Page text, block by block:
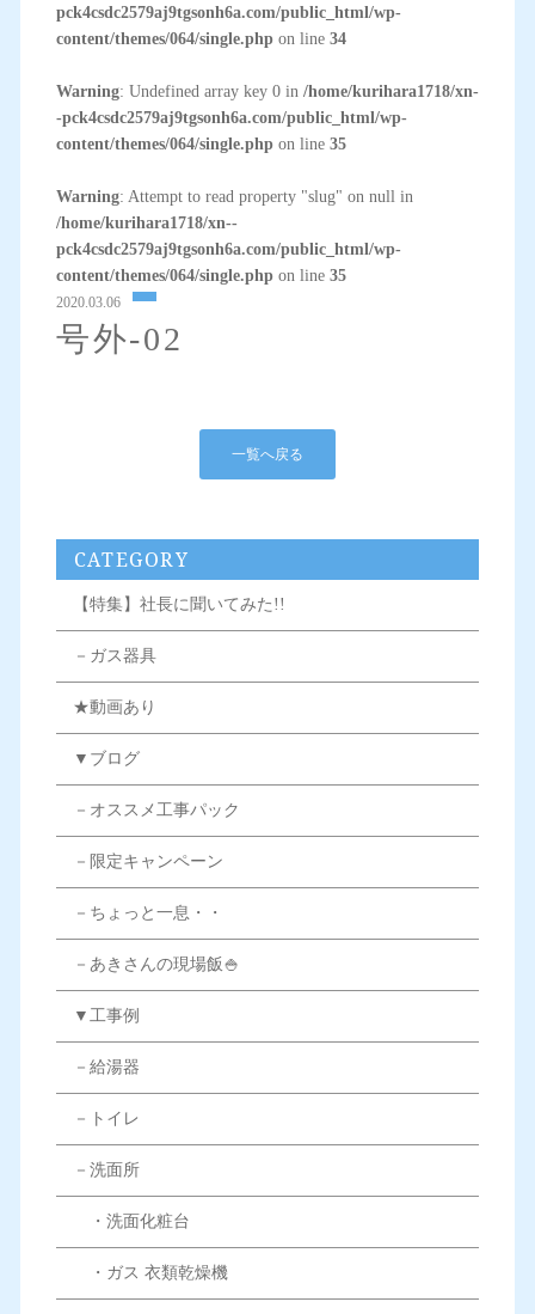
pck4csdc2579aj9tgsonh6a.com/public_html/wp-
content/themes/064/single.phpon line 34
Warning: Undefined array key 0 in /home/kurihara1718/xn-
-pck4csdc2579aj9tgsonh6a.com/public_html/wp-
content/themes/064/single.phpon line 35
Warning: Attempt to read property "slug" on null in
/home/kurihara1718/xn--
pck4csdc2579aj9tgsonh6a.com/public_html/wp-
content/themes/064/single.phpon line 35
2020.03.06
号外-02
一覧へ戻る
CATEGORY
【特集】社長に聞いてみた!!
－ガス器具
★動画あり
▼ブログ
－オススメ工事パック
－限定キャンペーン
－ちょっと一息・・
－あきさんの現場飯🍚
▼工事例
－給湯器
－トイレ
－洗面所
・洗面化粧台
・ガス 衣類乾燥機